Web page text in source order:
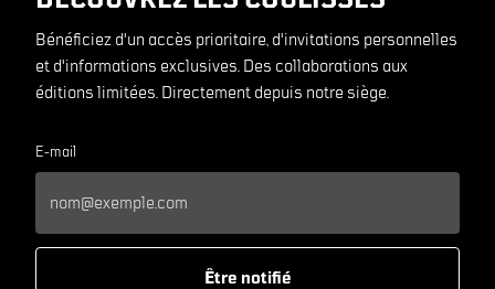
Bénéficiez d'un accès prioritaire, d'invitations personnelles
et d'informations exclusives. Des collaborations aux
éditions limitées. Directement depuis notre siège.
E-mail
Être notifié